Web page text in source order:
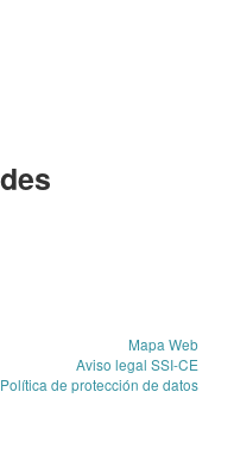
Mapa Web
Aviso legal SSI-CE
Política de protección de datos